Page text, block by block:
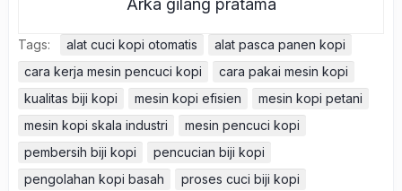
Tags: alat cuci kopi otomatis
alat pasca panen kopi
cara kerja mesin pencuci kopi
cara pakai mesin kopi
kualitas biji kopi
mesin kopi efisien
mesin kopi petani
mesin kopi skala industri
mesin pencuci kopi
pembersih biji kopi
pencucian biji kopi
pengolahan kopi basah
proses cuci biji kopi